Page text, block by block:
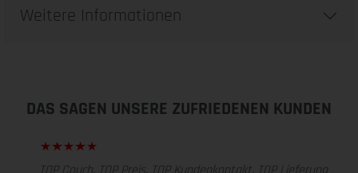
Weitere Informationen
DAS SAGEN UNSERE ZUFRIEDENEN KUNDEN